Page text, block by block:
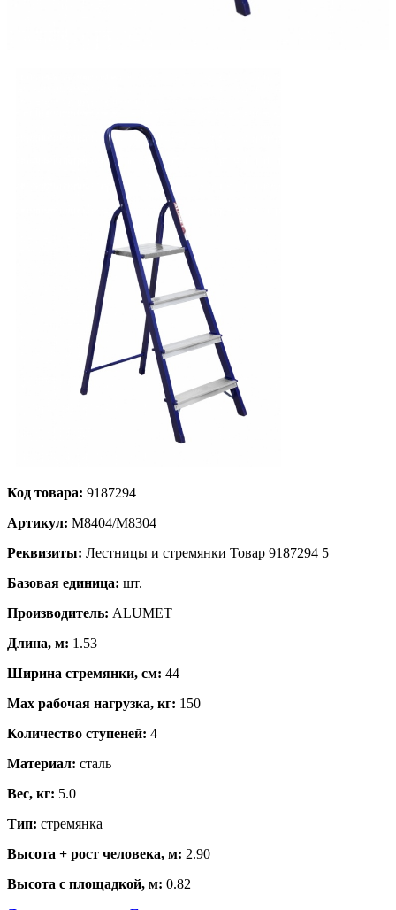
Код товара: 9187294
Артикул: М8404/М8304
Реквизиты: Лестницы и стремянки Товар 9187294 5
Базовая единица: шт.
Производитель: ALUMET
Длина, м: 1.53
Ширина стремянки, см: 44
Max рабочая нагрузка, кг: 150
Количество ступеней: 4
Материал: сталь
Вес, кг: 5.0
Тип: стремянка
Высота + рост человека, м: 2.90
Высота с площадкой, м: 0.82